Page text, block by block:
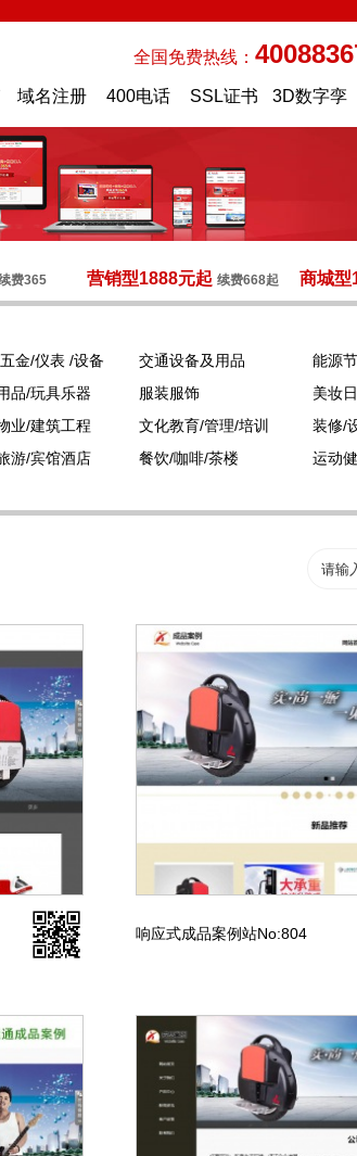
全国免费热线：
域名注册 400电话 SSL证书 3D数字孪
费365 营销型1888元起 续费668起 商城型
金/仪表 /设备 交通设备及用品
能源
品/玩具乐器 服装服饰
美妆
业/建筑工程 文化教育/管理/培训
装修/
游/宾馆酒店 餐饮/咖啡/茶楼
运动
响应式成品案例站No:804